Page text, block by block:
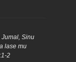
Jumal, Sinu
lase mu
2